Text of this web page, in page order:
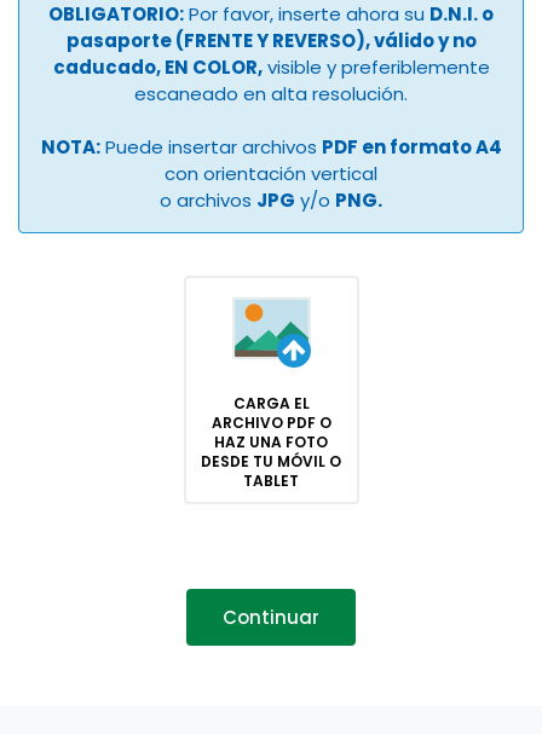
OBLIGATORIO:Por favor, inserte ahora su D.N.I. o
pasaporte (FRENTE Y REVERSO), válido y no
caducado, EN COLOR,visible y preferiblemente
escaneado en alta resolución.
NOTA:Puede insertar archivos PDF en formato A4
con orientación vertical
o archivos JPG y/o PNG.
CARGA EL
ARCHIVO PDF O
HAZ UNA FOTO
DESDE TU MÓVIL O
TABLET
Continuar